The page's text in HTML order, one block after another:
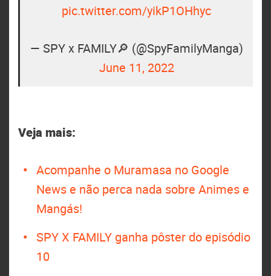
pic.twitter.com/yikP1OHhyc
— SPY x FAMILY🔎 (@SpyFamilyManga)
June 11, 2022
Veja mais:
Acompanhe o Muramasa no Google
News e não perca nada sobre Animes e
Mangás!
SPY X FAMILY ganha pôster do episódio
10